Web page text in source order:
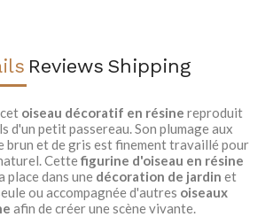
Reviews Shipping
oiseau décoratif en résine reproduit
d'un petit passereau. Son plumage aux
brun et de gris est finement travaillé pour
Cettefigurine d'oiseau en résine
place dans une décoration de jardin et
ou accompagnée d'autres oiseaux
afin de créer une scène vivante.